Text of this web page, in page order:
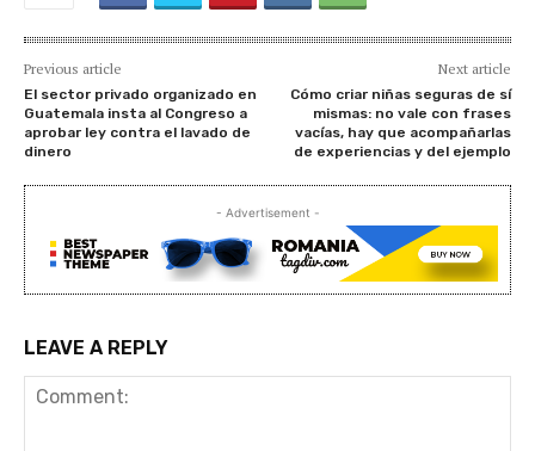
Previous article
El sector privado organizado en
Guatemala insta al Congreso a
aprobar ley contra el lavado de
dinero
Next article
Cómo criar niñas seguras de sí
mismas: no vale con frases
vacías, hay que acompañarlas
de experiencias y del ejemplo
- Advertisement -
LEAVE A REPLY